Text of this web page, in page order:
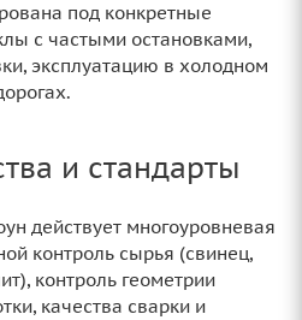
под конкретные
с частыми остановками,
эксплуатацию в холодном
и стандарты
действует многоуровневая
контроль сырья (свинец,
контроль геометрии
качества сварки и